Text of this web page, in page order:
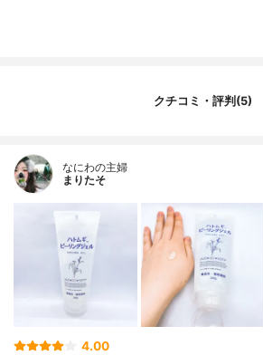
クチコミ・評判(5)
なにわの主婦
まりたそ
4.00